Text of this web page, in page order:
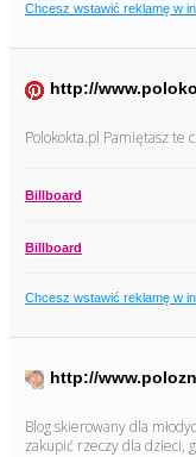
Chcesz wstawić reklamę w
http://
Polokokta.pl Pamiętasz te
Billboard
Billboard
Chcesz wstawić reklamę w
http://
Blog skierowany dla
zakupić rzeczy dla dzieci,